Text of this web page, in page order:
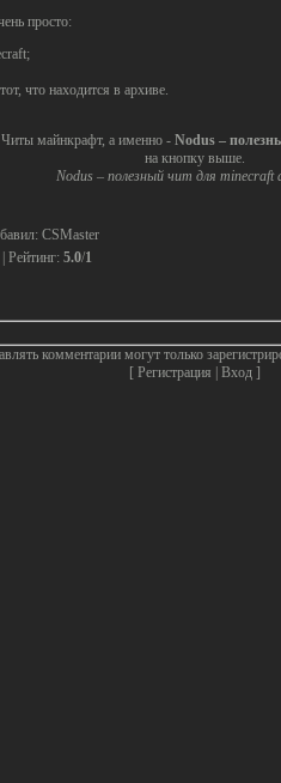
просто:
что находится в архиве.
Читы майнкрафт, а именно - Nodus –
на кнопку выше.
Nodus – полезный чит для minecraft
: CSMaster
Рейтинг: 5.0/1
комментарии могут только
[ Регистрация Вход ]